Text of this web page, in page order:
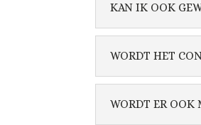
KAN IK OOK
WORDT HET
WORDT ER OOK